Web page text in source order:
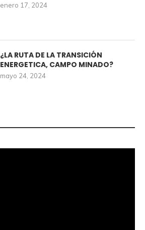
enero 17, 2024
¿LA RUTA DE LA TRANSICIÓN
ENERGETICA, CAMPO MINADO?
mayo 24, 2024